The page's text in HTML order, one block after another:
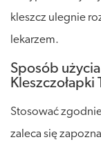
kleszcz ulegnie
lekarzem.
Sposób
Kleszczołapki
Stosować
zaleca się